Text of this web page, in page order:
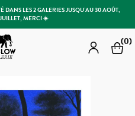
LES 2 GALERIES JUSQU'AU 30 AOÛT,
MERCI ☀️
Galerie (0)